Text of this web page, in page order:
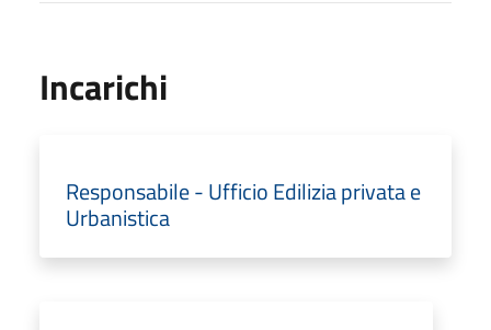
Incarichi
Responsabile - Ufficio Edilizia privata e
Urbanistica